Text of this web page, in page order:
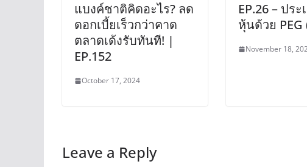
แบงค์ชาติคิดอะไร? ลด
ดอกเบี้ยเร็วกว่าคาด
ตลาดเด้งรับทันที! |
EP.152
October 17, 2024
EP.26 – ปร
หุ้นด้วย
November 18,
Leave a Reply